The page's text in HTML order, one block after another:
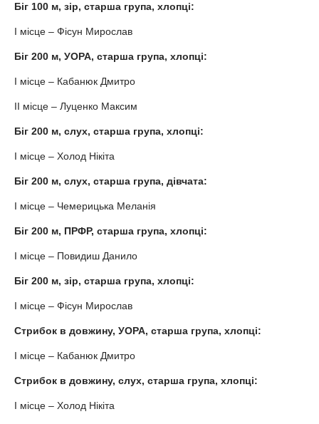
Біг 100 м, зір, старша група, хлопці:
І місце – Фісун Мирослав
Біг 200 м, УОРА, старша група, хлопці:
І місце – Кабанюк Дмитро
ІІ місце – Луценко Максим
Біг 200 м, слух, старша група, хлопці:
І місце – Холод Нікіта
Біг 200 м, слух, старша група, дівчата:
І місце – Чемерицька Меланія
Біг 200 м, ПРФР, старша група, хлопці:
І місце – Повидиш Данило
Біг 200 м, зір, старша група, хлопці:
І місце – Фісун Мирослав
Стрибок в довжину, УОРА, старша група, хлопці:
І місце – Кабанюк Дмитро
Стрибок в довжину, слух, старша група, хлопці:
І місце – Холод Нікіта